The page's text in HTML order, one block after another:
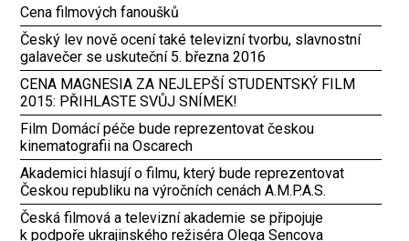
Cena filmových fanoušků
Český lev nově ocení také televizní tvorbu, slavnostní
galavečer se uskuteční 5. března 2016
CENA MAGNESIA ZA NEJLEPŠÍ STUDENTSKÝ FILM
2015: PŘIHLASTE SVŮJ SNÍMEK!
Film Domácí péče bude reprezentovat českou
kinematografii na Oscarech
Akademici hlasují o filmu, který bude reprezentovat
Českou republiku na výročních cenách A.M.P.A.S.
Česká filmová a televizní akademie se připojuje
k podpoře ukrajinského režiséra Olega Sencova